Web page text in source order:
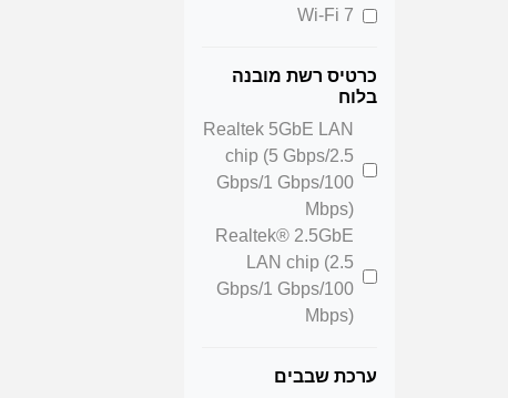
Wi-Fi 7
כרטיס רשת מובנה
בלוח
Realtek 5GbE LAN
chip (5 Gbps/2.5
Gbps/1 Gbps/100
Mbps)
Realtek® 2.5GbE
LAN chip (2.5
Gbps/1 Gbps/100
Mbps)
ערכת שבבים